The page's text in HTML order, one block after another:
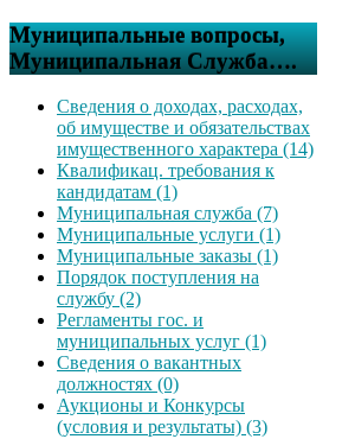
Муниципальные вопросы,
Муниципальная Служба….
Сведения о доходах, расходах,
об имуществе и обязательствах
имущественного характера (14)
Квалификац. требования к
кандидатам (1)
Муниципальная служба (7)
Муниципальные услуги (1)
Муниципальные заказы (1)
Порядок поступления на
службу (2)
Регламенты гос. и
муниципальных услуг (1)
Сведения о вакантных
должностях (0)
Аукционы и Конкурсы
(условия и результаты) (3)